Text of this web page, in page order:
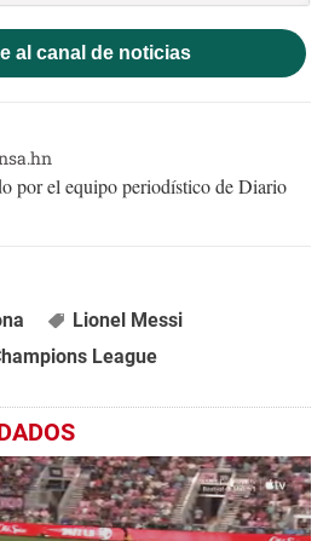
al canal de noticias
por el equipo periodístico de Diario
Lionel Messi
League